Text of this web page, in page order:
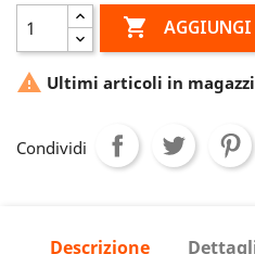
 AGGIUNGI
 Ultimi articoli in
Condividi
Descrizione